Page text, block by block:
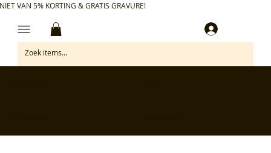
VAN 5% KORTING & GRATIS GRAVURE!